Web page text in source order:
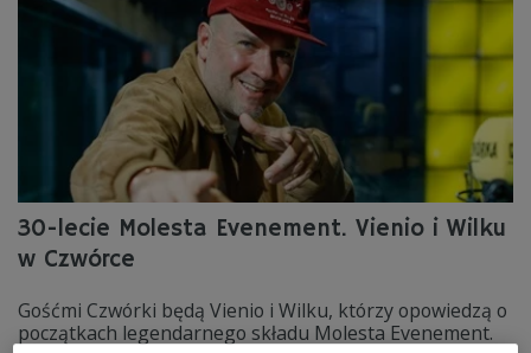
30-lecie Molesta Evenement. Vienio i Wilku
w Czwórce
Gośćmi Czwórki będą Vienio i Wilku, którzy opowiedzą o
początkach legendarnego składu Molesta Evenement.